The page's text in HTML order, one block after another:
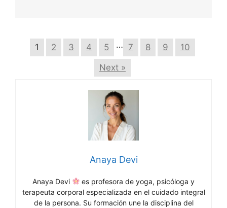
1 2 3 4 5 … 7 8 9
10
Next »
Anaya Devi
Anaya Devi
es profesora de yoga, psicóloga y
terapeuta corporal especializada en el cuidado integral
de la persona. Su formación une la disciplina del